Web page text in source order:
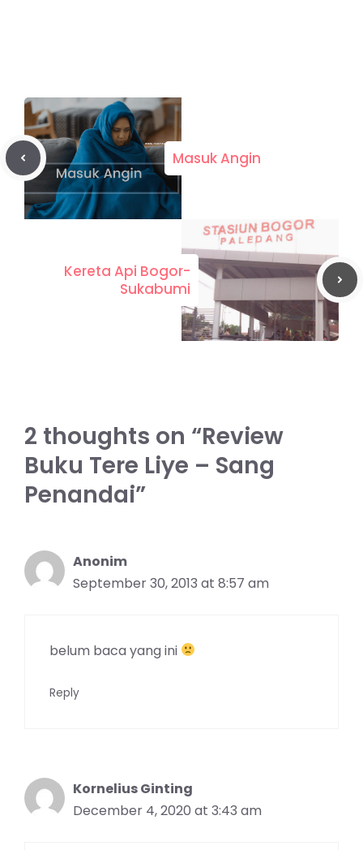
Masuk Angin
Kereta Api Bogor-
Sukabumi
2 thoughts on “Review
Buku Tere Liye – Sang
Penandai”
Anonim
September 30, 2013 at 8:57 am
belum baca yang ini
Reply
Kornelius Ginting
December 4, 2020 at 3:43 am